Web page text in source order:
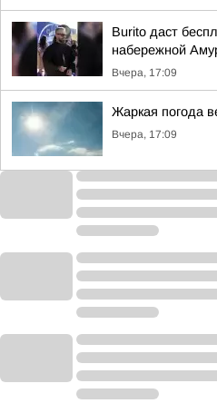
Burito даст
набережной
Вчера, 17:09
Жаркая погода
Вчера, 17:09